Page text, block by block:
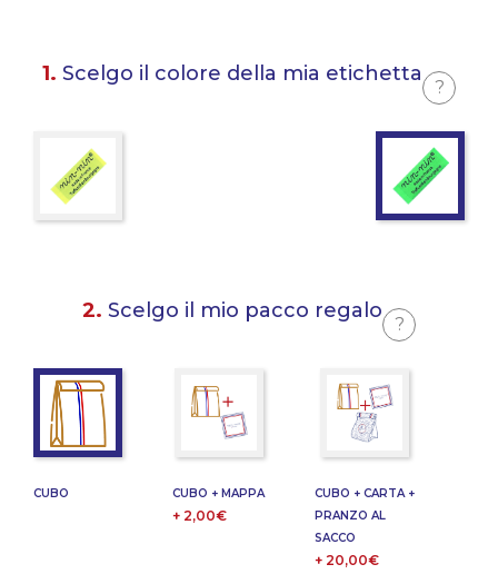
1. Scelgo il colore della mia etichetta
?
2. Scelgo il mio pacco regalo
?
CUBO CUBO + MAPPA
+ 2,00€
CUBO + CARTA +
PRANZO AL
SACCO
+ 20,00€